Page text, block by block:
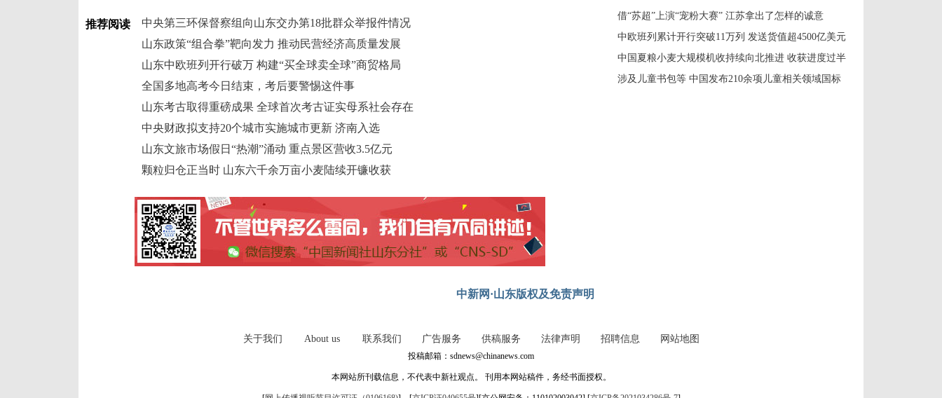
推荐阅读
中央第三环保督察组向山东交办第18批群众举报件情况
山东政策“组合拳”靶向发力 推动民营经济高质量发展
山东中欧班列开行破万 构建“买全球卖全球”商贸格局
全国多地高考今日结束，考后要警惕这件事
山东考古取得重磅成果 全球首次考古证实母系社会存在
中央财政拟支持20个城市实施城市更新 济南入选
山东文旅市场假日“热潮”涌动 重点景区营收3.5亿元
颗粒归仓正当时 山东六千余万亩小麦陆续开镰收获
中新网·山东版权及免责声明
借“苏超”上演“宠粉大赛” 江苏拿出了怎样的诚意
中欧班列累计开行突破11万列 发送货值超4500亿美元
中国夏粮小麦大规模机收持续向北推进 收获进度过半
涉及儿童书包等 中国发布210余项儿童相关领域国标
关于我们 About us 联系我们 广告服务 供稿服务 法律声明 招聘信息 网站地图
投稿邮箱：sdnews@chinanews.com
本网站所刊载信息，不代表中新社观点。 刊用本网站稿件，务经书面授权。